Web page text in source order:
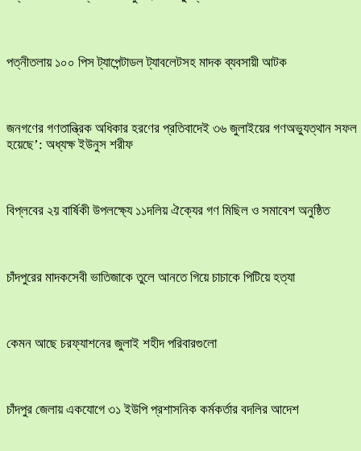
পত্নীতলায় ১০০ পিস ট্যাপেন্টাডল ট্যাবলেটসহ মাদক ব্যবসায়ী আটক
জনগণের গণতান্ত্রিক অধিকার হরণের প্রতিবাদেই ৩৬ জুলাইয়ের গণঅভ্যুত্থান সফল
হয়েছে’: অধ্যক্ষ ইউনুস শরীফ
বিপ্লবের ২য় বার্ষিকী উপলক্ষ্যে ১১দলিয় ঐক্যের গণ মিছিল ও সমাবেশ অনুষ্ঠিত
চাঁদপুরের মাদকসেবী ভাতিজাকে তুলে আনতে গিয়ে চাচাকে পিটিয়ে হত্যা
কেমন আছে চরফ্যাশনের জুলাই শহীদ পরিবারগুলো
চাঁদপুর জেলায় একযোগে ৩১ ইউপি প্রশাসনিক কর্মকর্তার বদলির আদেশ